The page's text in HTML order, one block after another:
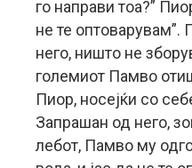
го направи тоа?”
не те
него, ништо не
големиот Памво
Пиор, носејќи со
Запрашан од него,
лебот, Памво му